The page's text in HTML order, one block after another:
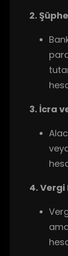
2.
3. İcra
4. Vergi